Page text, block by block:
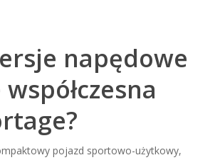
napędowe
pojazd sportowo-użytkowy,